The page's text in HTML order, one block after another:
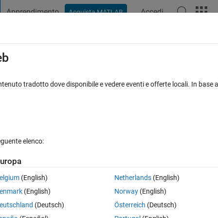
Apprendimento Acquista MATLAB Accedi
0 voti
new default line color ordering? What I'd like is to be able
tradotto dove disponibile e vedere eventi e offerte locali. In
elenco:
(English)
(English)
(Deutsch)
Netherlands(English)
Norway(English)
Österreich (Deutsch)